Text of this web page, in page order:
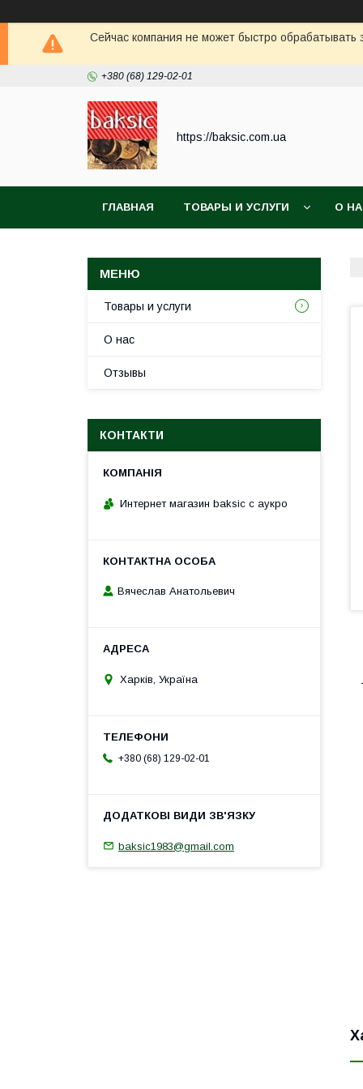
Сейчас компания не может быстро
+380 (68) 129-02-01
https://baksic.com.ua
ГЛАВНАЯ ТОВАРЫ И УСЛУГИ О
Товары и услуги
О нас
Отзывы
КОНТАКТИ
Интернет магазин baksic с аукро
Вячеслав Анатольевич
Харків, Україна
+380 (68) 129-02-01
baksic1983@gmail.com